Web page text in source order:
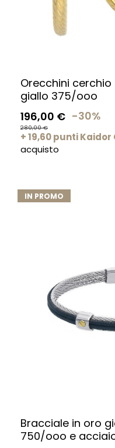
Orecchini cerchio
giallo 375/ooo
196,00 € -30%
280,00 €
+ 19,60 punti Kaidor
acquisto
IN PROMO
Bracciale in oro
750/ooo e